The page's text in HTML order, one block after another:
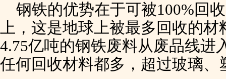
钢铁的优势在于可被100%回
上，这是地球上被最多回收的材
4.75亿吨的钢铁废料从废品线进
任何回收材料都多，超过玻璃